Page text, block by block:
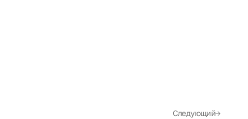
Следующий